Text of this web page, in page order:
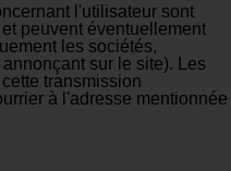
l'utilisateur sont
peuvent éventuellement
les sociétés,
sur le site). Les
transmission
à l'adresse mentionnée